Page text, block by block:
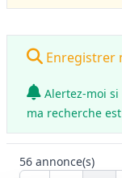
Enregistrer
Alertez-moi
ma recherche
56 annonce(s)